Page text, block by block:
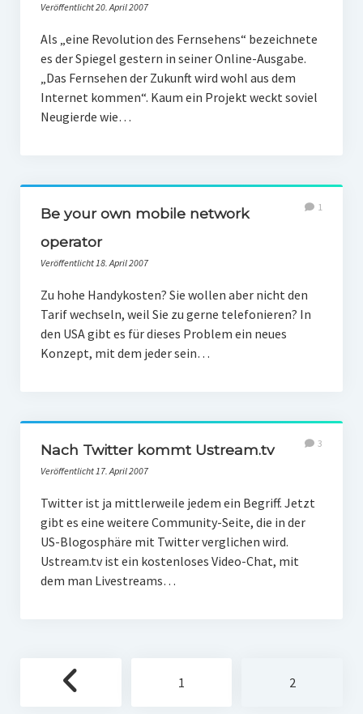
PR-Literatur
PR-Studien
Gesellschaft & Medien
17 Ziele
Wasserknappheit in Deutschland
Klimaneutrales Tanken
Zukunft der Bildung
Vom Trend zur Tonne
Veröffentlicht 20. April 2007
Als „eine Revolution des Fernsehens“ bezeichnete
es der Spiegel gestern in seiner Online-Ausgabe.
„Das Fernsehen der Zukunft wird wohl aus dem
Internet kommen“. Kaum ein Projekt weckt soviel
Neugierde wie…
Be your own mobile network
operator
Veröffentlicht 18. April 2007
1
Zu hohe Handykosten? Sie wollen aber nicht den
Tarif wechseln, weil Sie zu gerne telefonieren? In
den USA gibt es für dieses Problem ein neues
Konzept, mit dem jeder sein…
Nach Twitter kommt Ustream.tv
Veröffentlicht 17. April 2007
3
Twitter ist ja mittlerweile jedem ein Begriff. Jetzt
gibt es eine weitere Community-Seite, die in der
US-Blogosphäre mit Twitter verglichen wird.
Ustream.tv ist ein kostenloses Video-Chat, mit
dem man Livestreams…
Seitennummerierung
1 2